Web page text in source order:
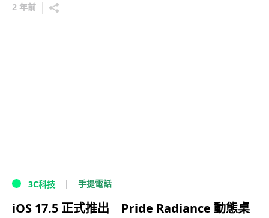
2 年前
3C科技 手提電話
iOS 17.5 正式推出 Pride Radiance 動態桌